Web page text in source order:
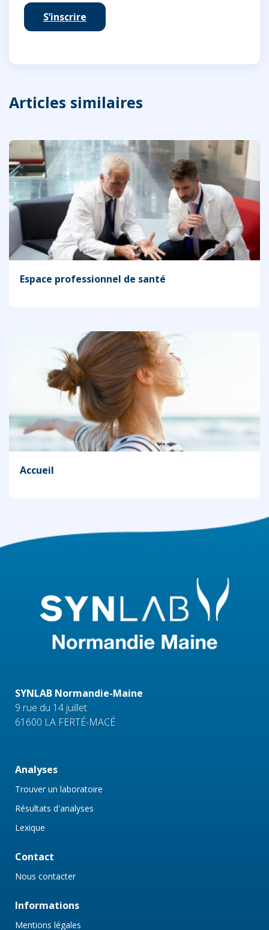
S’inscrire
Articles similaires
Espace professionnel de santé
Accueil
SYNLAB Normandie-Maine
9 rue du 14 juillet
61600 LA FERTÉ-MACÉ
Analyses
Trouver un laboratoire
Résultats d'analyses
Lexique
Contact
Nous contacter
Informations
Mentions légales